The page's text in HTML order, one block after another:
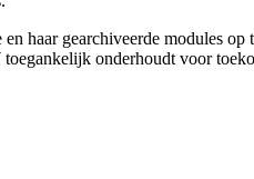
haar gearchiveerde modules op
onderhoudt voor